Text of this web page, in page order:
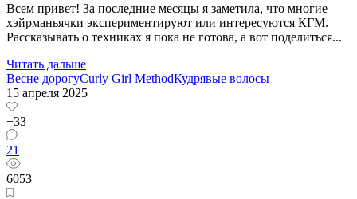
Всем привет! За последние месяцы я заметила, что многие
хэйрманьячки экспериментируют или интересуются КГМ.
Рассказывать о техниках я пока не готова, а вот поделиться...
Читать дальше
Весне дорогуCurly Girl MethodКудрявые волосы
15 апреля 2025
+33
21
6053